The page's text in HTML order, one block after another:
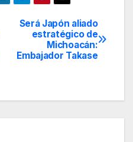
Será Japón aliado
estratégico de
Michoacán:
Embajador Takase